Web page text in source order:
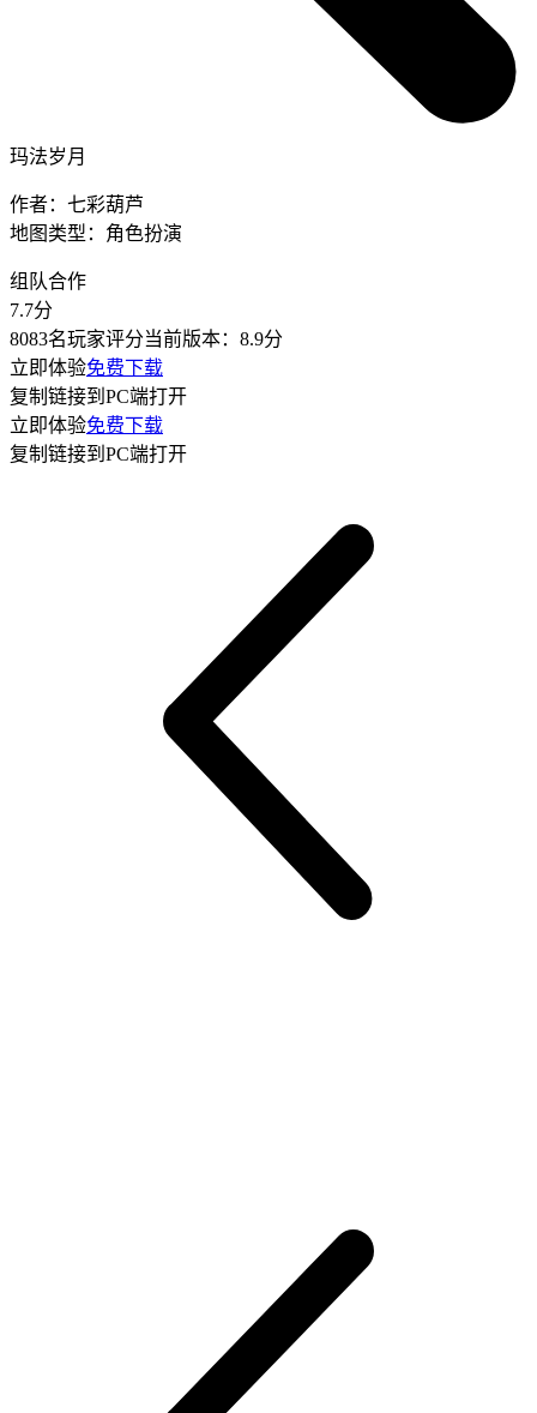
玛法岁月
作者： 七彩葫芦
地图类型： 角色扮演
组队合作
7.7分
8083名玩家评分当前版本： 8.9分
立即体验免费下载
复制链接到PC端打开
立即体验免费下载
复制链接到PC端打开